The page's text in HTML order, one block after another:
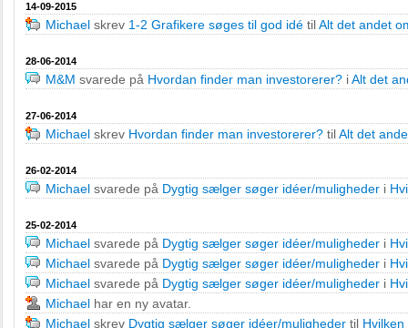
14-09-2015
Michael skrev 1-2 Grafikere søges til god idé tilAlt det andet
28-06-2014
M&M svarede på Hvordan finder man investorerer? iAlt det
27-06-2014
Michael skrev Hvordan finder man investorerer? tilAlt det
26-02-2014
Michael svarede på Dygtig sælger søger idéer/muligheder i
25-02-2014
Michael svarede på Dygtig sælger søger idéer/muligheder i
Michael svarede på Dygtig sælger søger idéer/muligheder i
Michael svarede på Dygtig sælger søger idéer/muligheder i
Michael har en ny avatar.
Michael skrev Dygtig sælger søger idéer/muligheder til